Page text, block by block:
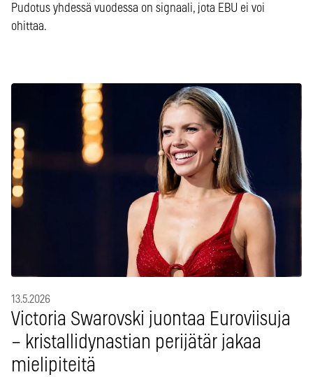
Pudotus yhdessä vuodessa on signaali, jota EBU ei voi
ohittaa.
13.5.2026
Victoria Swarovski juontaa Euroviisuja
– kristallidynastian perijätär jakaa
mielipiteitä